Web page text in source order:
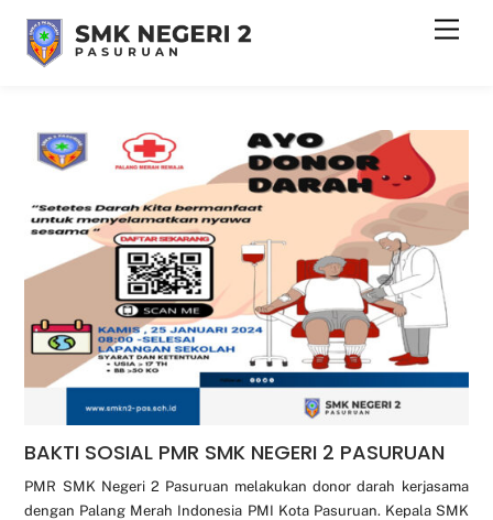
content
BAKTI SOSIAL PMR SMK NEGERI 2 PASURUAN
PMR SMK Negeri 2 Pasuruan melakukan donor darah kerjasama
dengan Palang Merah Indonesia PMI Kota Pasuruan. Kepala SMK